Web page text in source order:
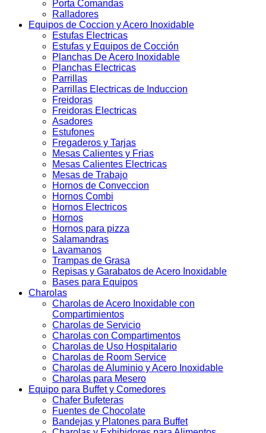
Porta Comandas
Ralladores
Equipos de Coccion y Acero Inoxidable
Estufas Electricas
Estufas y Equipos de Cocción
Planchas De Acero Inoxidable
Planchas Electricas
Parrillas
Parrillas Electricas de Induccion
Freidoras
Freidoras Electricas
Asadores
Estufones
Fregaderos y Tarjas
Mesas Calientes y Frias
Mesas Calientes Electricas
Mesas de Trabajo
Hornos de Conveccion
Hornos Combi
Hornos Electricos
Hornos
Hornos para pizza
Salamandras
Lavamanos
Trampas de Grasa
Repisas y Garabatos de Acero Inoxidable
Bases para Equipos
Charolas
Charolas de Acero Inoxidable con
Compartimientos
Charolas de Servicio
Charolas con Compartimentos
Charolas de Uso Hospitalario
Charolas de Room Service
Charolas de Aluminio y Acero Inoxidable
Charolas para Mesero
Equipo para Buffet y Comedores
Chafer Bufeteras
Fuentes de Chocolate
Bandejas y Platones para Buffet